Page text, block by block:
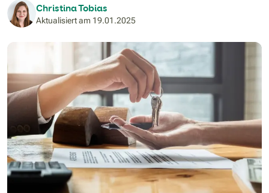
Christina Tobias
Aktualisiert am 19.01.2025